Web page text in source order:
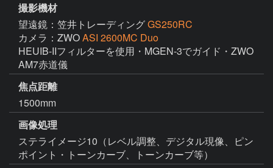
撮影機材
望遠鏡：笠井トレーディングGS250RC
カメラ：ZWOASI 2600MC Duo
HEUIB-IIフィルターを使用・MGEN-3でガイド・ZWO
AM7赤道儀
焦点距離
1500mm
画像処理
ステライメージ10（レベル調整、デジタル現像、ピン
ポイント・トーンカーブ、トーンカーブ等）